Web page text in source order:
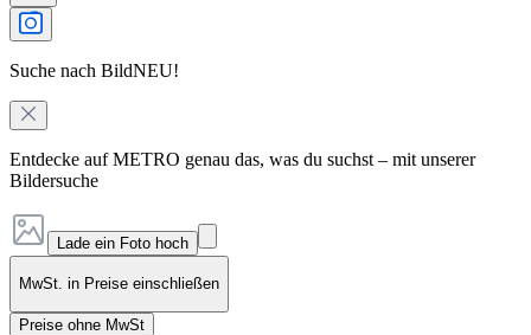
Suche nach BildNEU!
Entdecke auf METRO genau das, was du suchst – mit unserer
Bildersuche
Lade ein Foto hoch
MwSt. in Preise einschließen
Preise ohne MwSt